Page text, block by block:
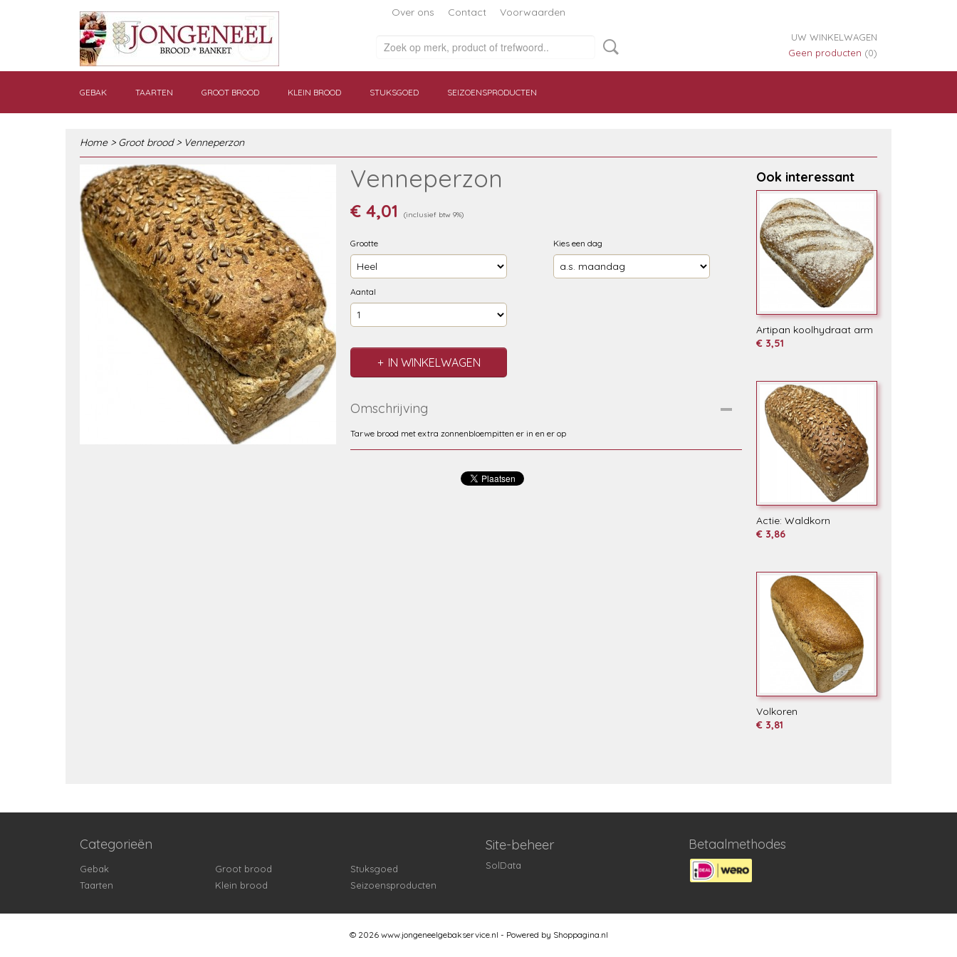
Over ons Contact Voorwaarden
UW WINKELWAGEN
Geen producten (0)
GEBAK TAARTEN GROOT BROOD KLEIN BROOD STUKSGOED SEIZOENSPRODUCTEN
Home> Groot brood> Venneperzon
Venneperzon
€ 4,01 (inclusief btw 9%)
Grootte Kies een dag
Aantal
IN WINKELWAGEN
Omschrijving
Tarwe brood met extra zonnenbloempitten er in en er op
Ook interessant
Artipan koolhydraat arm
€ 3,51
Actie: Waldkorn
€ 3,86
Volkoren
€ 3,81
Categorieën
Gebak
Taarten
Groot brood
Klein brood
Stuksgoed
Seizoensproducten
Site-beheer
SolData
Betaalmethodes
© 2026 www.jongeneelgebakservice.nl - Powered by Shoppagina.nl